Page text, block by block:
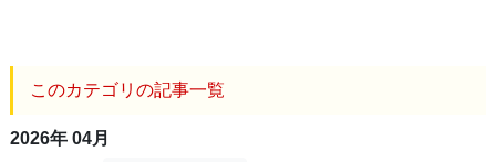
このカテゴリの記事一覧
2026年 04月